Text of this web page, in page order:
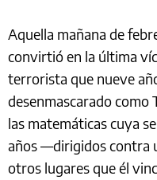
Aquella mañana de
convirtió en la última
terrorista que nueve
desenmascarado como
las matemáticas cuya
años —dirigidos contra
otros lugares que él